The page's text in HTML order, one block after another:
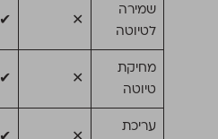
שמירה
לטיוטה
✕
✔
מחיקת
טיוטה
✕
✔
עריכת